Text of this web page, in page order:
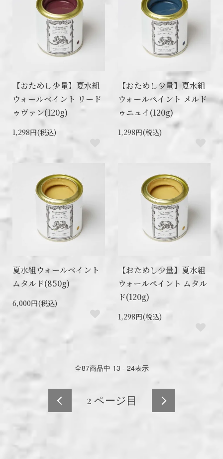
【おためし少量】夏水組
ウォールペイント リード
ゥヴァン(120g)
1,298円(税込)
【おためし少量】夏水組
ウォールペイント メルド
ゥニュイ(120g)
1,298円(税込)
夏水組ウォールペイント
ムタルド(850g)
6,000円(税込)
【おためし少量】夏水組
ウォールペイント ムタル
ド(120g)
1,298円(税込)
全87商品中 13 - 24表示
2 ページ目